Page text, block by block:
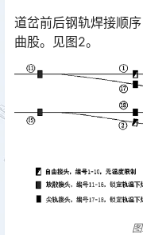
道岔前后钢轨焊接顺
曲股。见图2。